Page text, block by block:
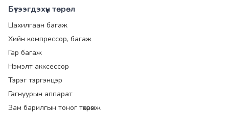
Бүтээгдэхүүн төрөл
Цахилгаан багаж
Хийн компрессор, багаж
Гар багаж
Нэмэлт акксессор
Тэрэг тэргэнцэр
Гагнуурын аппарат
Зам барилгын тоног төхөөрөмж